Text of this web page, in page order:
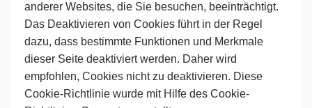
anderer Websites, die Sie besuchen, beeinträchtigt.
Das Deaktivieren von Cookies führt in der Regel
dazu, dass bestimmte Funktionen und Merkmale
dieser Seite deaktiviert werden. Daher wird
empfohlen, Cookies nicht zu deaktivieren. Diese
Cookie-Richtlinie wurde mit Hilfe des Cookie-